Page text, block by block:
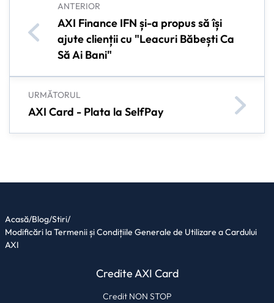
ANTERIOR
AXI Finance IFN și-a propus să își
ajute clienții cu "Leacuri Băbești Ca
Să Ai Bani"
URMĂTORUL
AXI Card - Plata la SelfPay
Acasă/Blog/Stiri/
Modificări la Termenii și Condițiile Generale de Utilizare a Cardului
AXI
Credite AXI Card
Credit NON STOP